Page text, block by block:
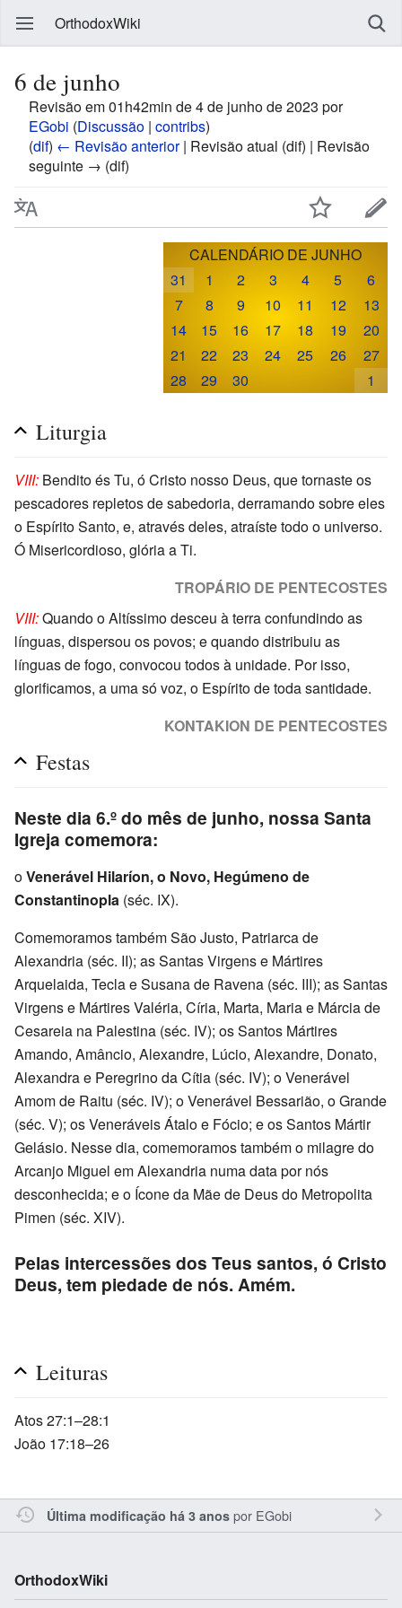
OrthodoxWiki
6 de junho
Revisão em 01h42min de 4 de junho de 2023 por
EGobi (Discussão | contribs)
(dif) ← Revisão anterior| Revisão atual (dif) | Revisão
seguinte → (dif)
CALENDÁRIO DE JUNHO
31
1 2 3 4 5
6
7
8 9 10 11 12
13
14
15 16 17 18 19
20
21
22 23 24 25 26
27
28
29 30 1
Liturgia
VIII: Bendito és Tu, ó Cristo nosso Deus, que tornaste os
pescadores repletos de sabedoria, derramando sobre eles
o Espírito Santo, e, através deles, atraíste todo o universo.
Ó Misericordioso, glória a Ti.
TROPÁRIO DE PENTECOSTES
VIII:Quando o Altíssimo desceu à terra confundindo as
línguas, dispersou os povos; e quando distribuiu as
línguas de fogo, convocou todos à unidade. Por isso,
glorificamos, a uma só voz, o Espírito de toda santidade.
KONTAKION DE PENTECOSTES
Festas
Neste dia 6.º do mês de junho, nossa Santa
Igreja comemora:
oVenerável Hilaríon, o Novo, Hegúmeno de
Constantinopla (séc. IX).
Comemoramos também São Justo, Patriarca de
Alexandria (séc. II); as Santas Virgens e Mártires
Arquelaida, Tecla e Susana de Ravena (séc. III); as Santas
Virgens e Mártires Valéria, Círia, Marta, Maria e Márcia de
Cesareia na Palestina (séc. IV); os Santos Mártires
Amando, Amâncio, Alexandre, Lúcio, Alexandre, Donato,
Alexandra e Peregrino da Cítia (séc. IV); o Venerável
Amom de Raitu (séc. IV); o Venerável Bessarião, o Grande
(séc. V); os Veneráveis Átalo e Fócio; e os Santos Mártir
Gelásio. Nesse dia, comemoramos também o milagre do
Arcanjo Miguel em Alexandria numa data por nós
desconhecida; e o Ícone da Mãe de Deus do Metropolita
Pimen (séc. XIV).
Pelas intercessões dos Teus santos, ó Cristo
Deus, tem piedade de nós. Amém.
Leituras
Atos 27:1–28:1
João 17:18–26
Última modificação há 3 anospor EGobi
OrthodoxWiki